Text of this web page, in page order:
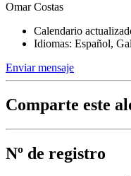
Omar Costas
Calendario
Idiomas: Español,
Enviar mensaje
Comparte este
Nº de registro